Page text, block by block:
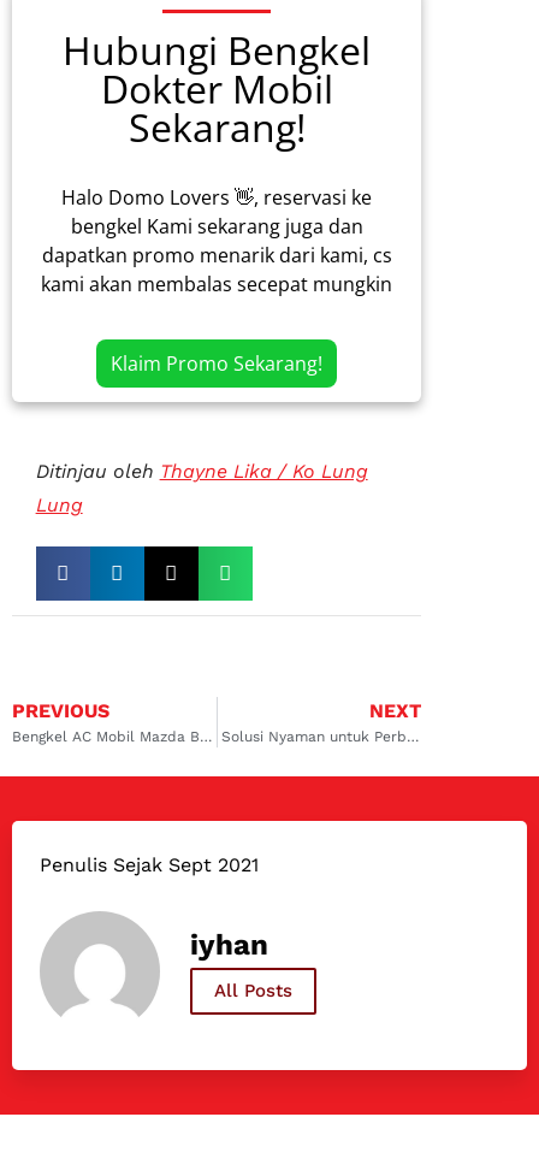
Hubungi Bengkel
Dokter Mobil
Sekarang!
Halo Domo Lovers 👋, reservasi ke
bengkel Kami sekarang juga dan
dapatkan promo menarik dari kami, cs
kami akan membalas secepat mungkin
Klaim Promo Sekarang!
Ditinjau oleh Thayne Lika / Ko Lung
Lung
PREVIOUS
Bengkel AC Mobil Mazda Bandung, Solusi Tepat Hanya di Dokter Mobil
NEXT
Solusi Nyaman untuk Perbaikan AC Mobil Mercedes Bandung, Hanya di Dokter Mobil
Penulis Sejak Sept 2021
iyhan
All Posts